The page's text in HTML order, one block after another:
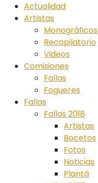
Actualidad
Artistas
Monográficos
Recopilatorio
Videos
Comisiones
Fallas
Fogueres
Fallas
Fallas 2018
Artistas
Bocetos
Fotos
Noticias
Plantá